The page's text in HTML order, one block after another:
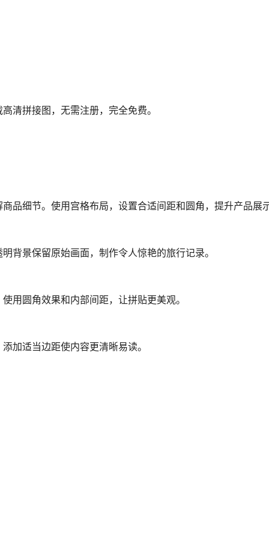
清拼接图，无需注册，完全免费。
品细节。使用宫格布局，设置合适间距和圆角，提升产品展
背景保留原始画面，制作令人惊艳的旅行记录。
用圆角效果和内部间距，让拼贴更美观。
加适当边距使内容更清晰易读。